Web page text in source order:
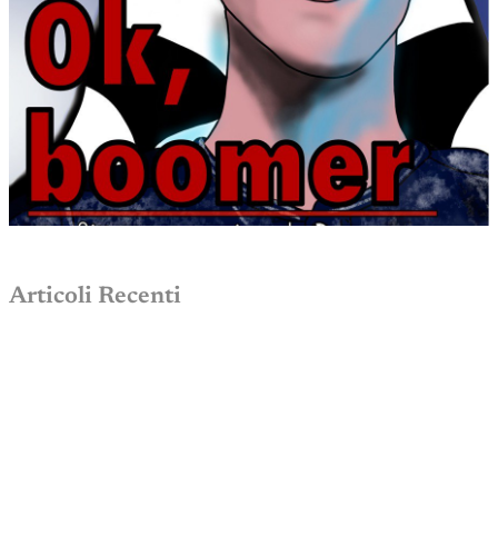
Articoli Recenti